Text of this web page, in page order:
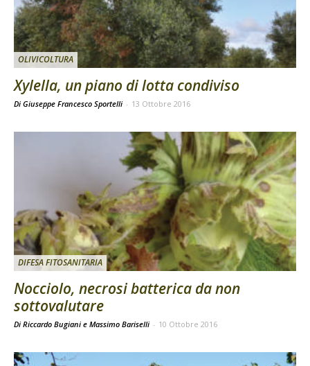
OLIVICOLTURA
Xylella, un piano di lotta condiviso
Di Giuseppe Francesco Sportelli - 13 Ottobre 2016
DIFESA FITOSANITARIA
Nocciolo, necrosi batterica da non
sottovalutare
Di Riccardo Bugiani e Massimo Bariselli - 10 Ottobre 2016